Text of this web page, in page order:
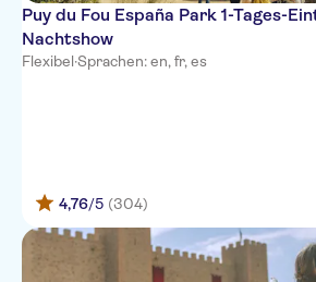
Puy du Fou España Park 1-Tages-
Nachtshow
Flexibel·Sprachen: en, fr, es
4,76/5 (304)